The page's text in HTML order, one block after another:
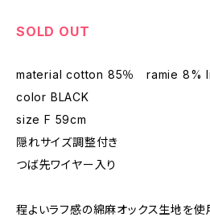
SOLD OUT
material cotton 85％ ramie 8%
color BLACK
size F 59cm
隠れサイズ調整付き
つば先ワイヤー入り
程よいラフ感の綿麻オックス生地を使